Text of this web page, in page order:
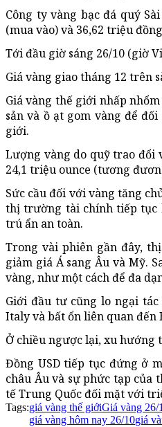
Công ty vàng bạc đá quý
(mua vào) và 36,62 triệu
Tới đầu giờ sáng 26/10 (giờ
Giá vàng giao tháng 12 trên
Giá vàng thế giới nhấp
sản và ồ ạt gom vàng để
giới.
Lượng vàng do quỹ trao đổi
24,1 triệu ounce (tương
Sức cầu đối với vàng tăng
thị trường tài chính tiếp tục
trú ẩn an toàn.
Trong vài phiên gần đây,
giảm giá Á sang Âu và Mỹ.
vàng, như một cách để đa
Giới đầu tư cũng lo ngại
Italy và bất ổn liên quan đến
Ở chiều ngược lại, xu hướng
Đồng USD tiếp tục đứng ở
châu Âu và sự phức tạp
tế Trung Quốc đối mặt với
Tags:giá vàng thế giớiGiá vàng 26/
giá vàng hôm nay 26/10giá